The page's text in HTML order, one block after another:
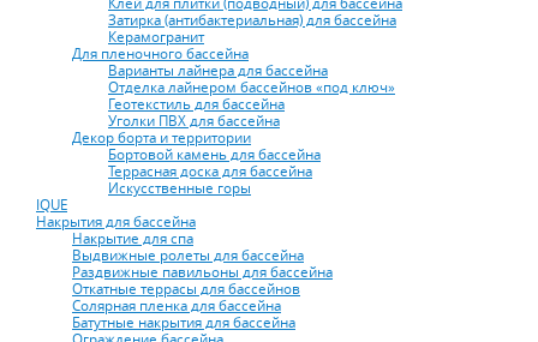
Затирка (антибактериальная) для бассейна
Керамогранит
Для пленочного бассейна
Варианты лайнера для бассейна
Отделка лайнером бассейнов «под ключ»
Геотекстиль для бассейна
Уголки ПВХ для бассейна
Декор борта и территории
Бортовой камень для бассейна
Террасная доска для бассейна
Искусственные горы
IQUE
Накрытия для бассейна
Накрытие для спа
Выдвижные ролеты для бассейна
Раздвижные павильоны для бассейна
Откатные террасы для бассейнов
Солярная пленка для бассейна
Батутные накрытия для бассейна